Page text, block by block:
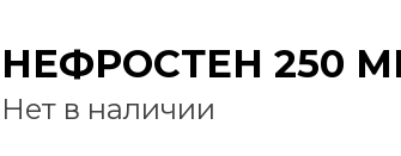
НЕФРОСТЕН 250
Нет в наличии